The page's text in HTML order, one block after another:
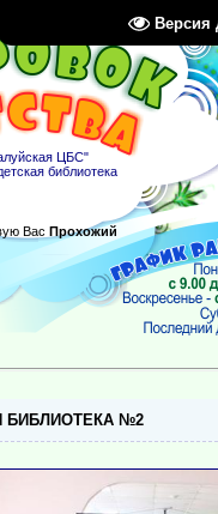
Версия
ЦБС"
библиотека
Вас Прохожий
БИБЛИОТЕКА №2